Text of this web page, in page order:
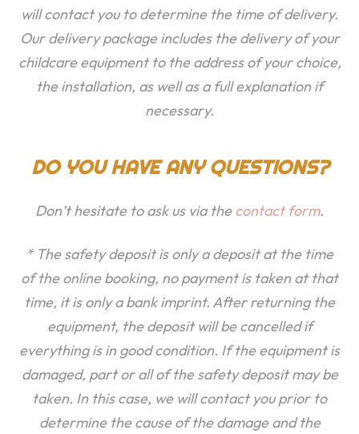
will contact you to determine the time of delivery.
Our delivery package includes the delivery of your
childcare equipment to the address of your choice,
the installation, as well as a full explanation if
necessary.
DO YOU HAVE ANY QUESTIONS?
Don’t hesitate to ask us via thecontact form.
* The safety deposit is only a deposit at the time
of the online booking, no payment is taken at that
time, it is only a bank imprint. After returning the
equipment, the deposit will be cancelled if
everything is in good condition. If the equipment is
damaged, part or all of the safety deposit may be
taken. In this case, we will contact you prior to
determine the cause of the damage and the